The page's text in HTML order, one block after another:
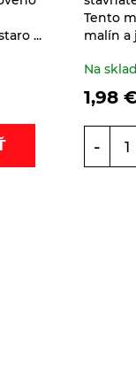
...
Tento
malín a
Na
1,98
-